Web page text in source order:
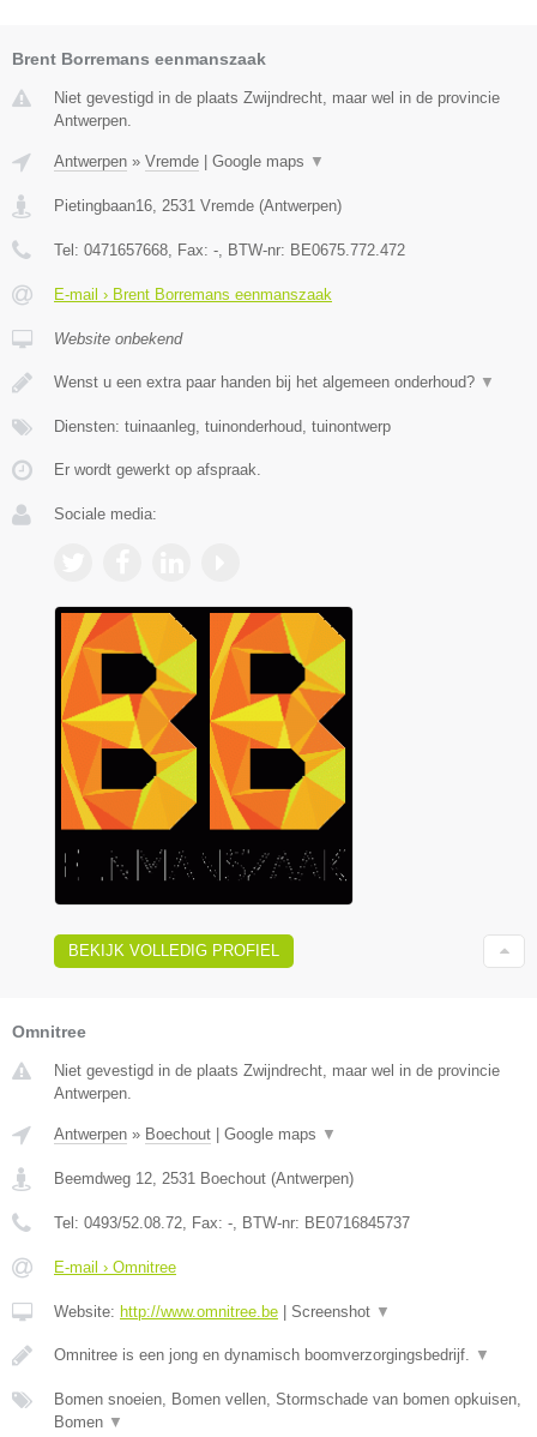
Brent Borremans eenmanszaak
Niet gevestigd in de plaats Zwijndrecht, maar wel in de provincie
Antwerpen.
Antwerpen » Vremde Google maps ▼
Pietingbaan16, 2531 Vremde (Antwerpen)
Tel: 0471657668, Fax: -, BTW-nr: BE0675.772.472
E-mail › Brent Borremans eenmanszaak
Website onbekend
Wenst u een extra paar handen bij het algemeen onderhoud? ▼
Diensten: tuinaanleg, tuinonderhoud, tuinontwerp
Er wordt gewerkt op afspraak.
Sociale media:
BEKIJK VOLLEDIG PROFIEL
Omnitree
Niet gevestigd in de plaats Zwijndrecht, maar wel in de provincie
Antwerpen.
Antwerpen » Boechout Google maps ▼
Beemdweg 12, 2531 Boechout (Antwerpen)
Tel: 0493/52.08.72, Fax: -, BTW-nr: BE0716845737
E-mail › Omnitree
Website: http://www.omnitree.be Screenshot ▼
Omnitree is een jong en dynamisch boomverzorgingsbedrijf. ▼
Bomen snoeien, Bomen vellen, Stormschade van bomen opkuisen,
Bomen ▼